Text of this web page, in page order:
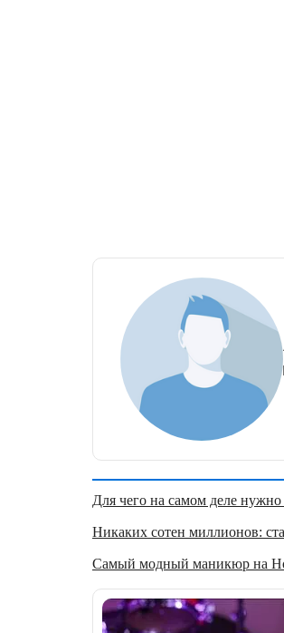
Для чего на самом деле
Никаких сотен миллионов:
Самый модный маникюр на